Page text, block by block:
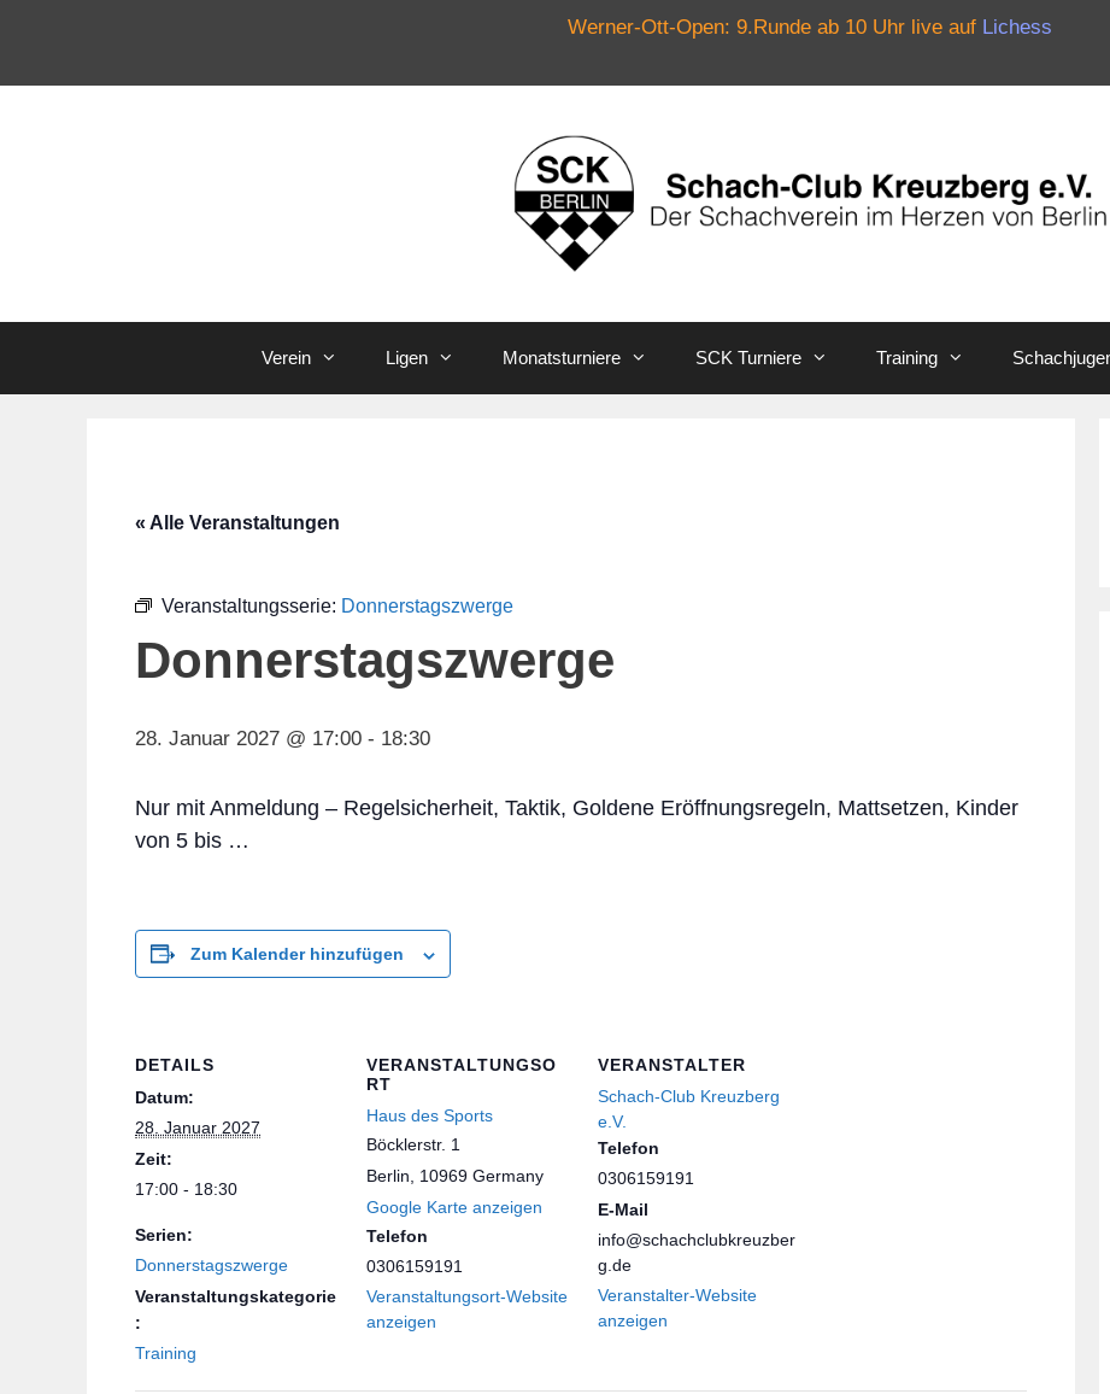
Werner-Ott-Open: 9.Runde ab 10 Uhr live auf Lichess
Verein Ligen Monatsturniere SCK Turniere Training
« Alle Veranstaltungen
Veranstaltungsserie: Donnerstagszwerge
Donnerstagszwerge
28. Januar 2027 @ 17:00 - 18:30
Nur mit Anmeldung – Regelsicherheit, Taktik, Goldene Eröffnungsregeln, Mattsetzen, Kinder
von 5 bis …
Zum Kalender hinzufügen
DETAILS
Datum:
28. Januar 2027
Zeit:
17:00 - 18:30
Serien:
Donnerstagszwerge
Veranstaltungskategorie
:
Training
VERANSTALTUNGSO
RT
Haus des Sports
Böcklerstr. 1
Berlin, 10969 Germany
Google Karte anzeigen
Telefon
0306159191
Veranstaltungsort-Website
anzeigen
VERANSTALTER
Schach-Club Kreuzberg
e.V.
Telefon
0306159191
E-Mail
info@schachclubkreuzber
g.de
Veranstalter-Website
anzeigen